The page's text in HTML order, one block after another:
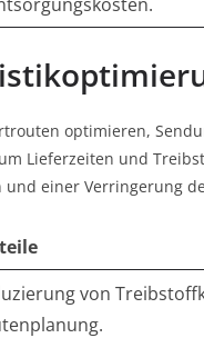
optimieren,
Lieferzeiten und
einer Verringerung
von